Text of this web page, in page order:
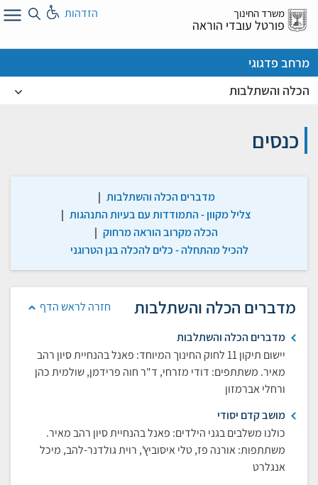
דלג
אל
משרד החינוך
פורטל עובדי הוראה
הזדהות
מרחב פדגוגי
הכלה והשתלבות
כנסים
מדברים הכלה והשתלבות |
צליל מקוון - התמודדות עם בעיות התנהגות |
הכלה מקרוב הוראה מרחוק |
להכיל מהתחלה - כלים להכלה בגן הטרוגני
חזרה לראש הדף מדברים הכלה והשתלבות
מדברים הכלה והשתלבות
יישום תיקון 11 לחוק החינוך המיוחד: פאנל בהנחיית סיון רהב
מאיר. משתתפים: דודי מזרחי, ד"ר חוה פרידמן, שולמית כהן
ורחלי אברמזון
מושב קדם יסודי
כולנו משלבים בגני הילדים: פאנל בהנחיית סיון רהב מאיר.
משתתפות: אורנה פז, טלי איסוביץ', רוית גולדנר-להב, מיכל
אנגלרט